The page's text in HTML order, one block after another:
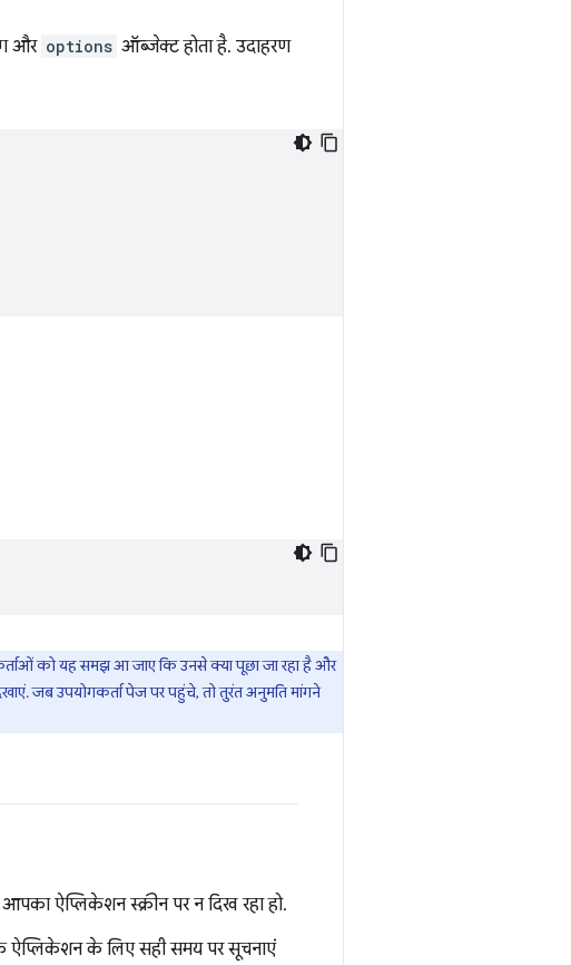
और options ऑब्जेक्ट होता है. उदाहरण
को यह समझ आ जाए कि उनसे क्या पूछा जा रहा है और
जब उपयोगकर्ता पेज पर पहुंचे, तो तुरंत अनुमति मांगने
ऐप्लिकेशन स्क्रीन पर न दिख रहा हो.
ऐप्लिकेशन के लिए सही समय पर सूचनाएं